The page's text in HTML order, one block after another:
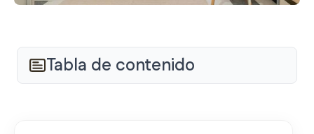
Tabla de contenido